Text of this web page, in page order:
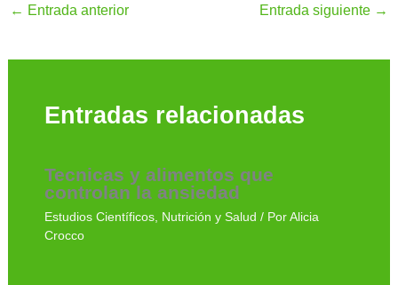
← Entrada anterior Entrada siguiente →
Entradas relacionadas
Tecnicas y alimentos que
controlan la ansiedad
Estudios Científicos, Nutrición y Salud / Por Alicia
Crocco